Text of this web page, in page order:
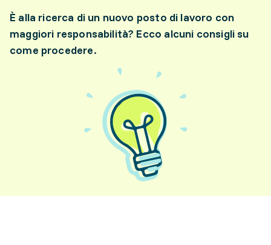
È alla ricerca di un nuovo posto di lavoro con
maggiori responsabilità? Ecco alcuni consigli su
come procedere.